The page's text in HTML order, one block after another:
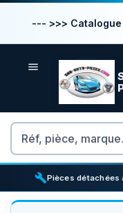
--- >>>

Rechercher
buildPièces détachées